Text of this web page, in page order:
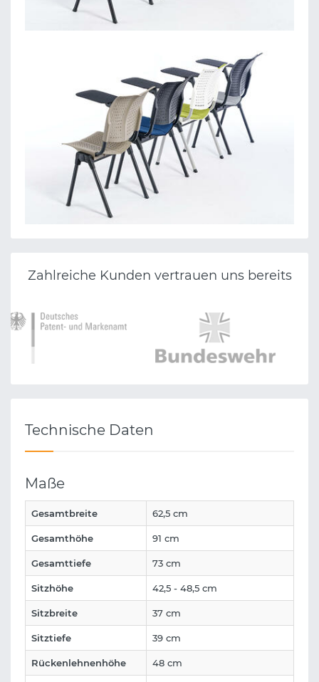
Zahlreiche Kunden vertrauen uns bereits
Technische Daten
Maße
Gesamtbreite 62,5 cm
Gesamthöhe 91 cm
Gesamttiefe 73 cm
Sitzhöhe 42,5 - 48,5 cm
Sitzbreite 37 cm
Sitztiefe 39 cm
Rückenlehnenhöhe 48 cm